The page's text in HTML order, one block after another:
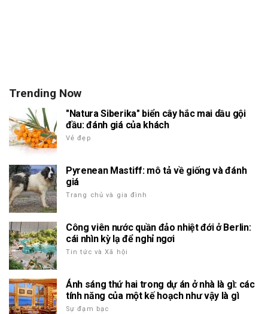
Trending Now
"Natura Siberika" biển cây hắc mai dầu gội
đầu: đánh giá của khách
Vẻ đẹp
Pyrenean Mastiff: mô tả về giống và đánh
giá
Trang chủ và gia đình
Công viên nước quần đảo nhiệt đới ở Berlin:
cái nhìn kỳ lạ để nghỉ ngơi
Tin tức và Xã hội
Ánh sáng thứ hai trong dự án ở nhà là gì: các
tính năng của một kế hoạch như vậy là gì
Sự đạm bạc